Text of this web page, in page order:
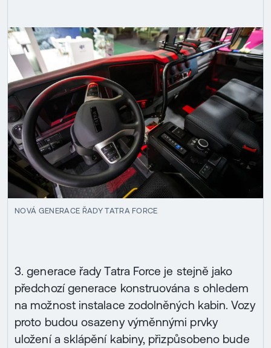
NOVÁ GENERACE ŘADY TATRA FORCE
3. generace řady Tatra Force je stejně jako
předchozí generace konstruována s ohledem
na možnost instalace zodolněných kabin. Vozy
proto budou osazeny výměnnými prvky
uložení a sklápění kabiny, přizpůsobeno bude